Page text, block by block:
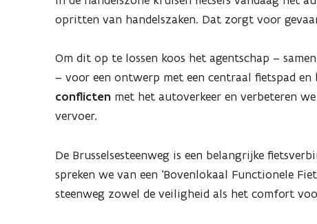
opritten van handelszaken. Dat zorgt voor
Om dit op te lossen koos het agentschap –
– voor een ontwerp met een centraal fietspad en
conflicten met het autoverkeer en verbeteren
vervoer.
De Brusselsesteenweg is een belangrijke
spreken we van een ‘Bovenlokaal Functionele
steenweg zowel de veiligheid als het comfort